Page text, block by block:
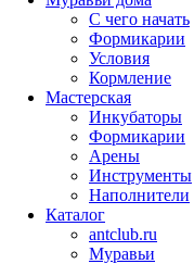
С чего начать
Формикарии
Условия
Кормление
Мастерская
Инкубаторы
Формикарии
Арены
Инструменты
Наполнители
Каталог
antclub.ru
Муравьи